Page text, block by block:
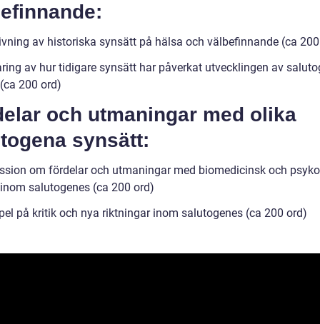
av historiska synsätt på hälsa och välbefinnande (ca
av hur tidigare synsätt har påverkat utvecklingen av
200 ord)
och utmaningar med olika
synsätt:
om fördelar och utmaningar med biomedicinsk och
salutogenes (ca 200 ord)
på kritik och nya riktningar inom salutogenes (ca 200 ord)